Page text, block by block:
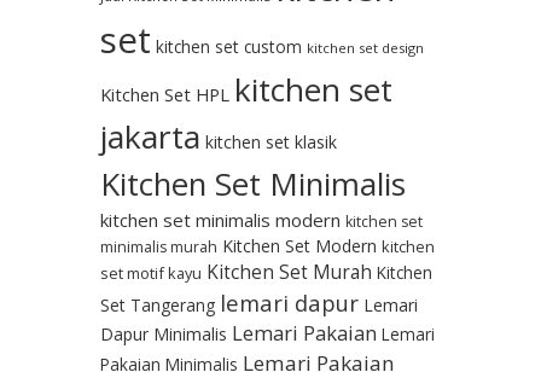
set kitchen set custom kitchen set design
Kitchen Set HPL kitchen set
jakarta kitchen set klasik
Kitchen Set Minimalis
kitchen set minimalis modern kitchen set
minimalis murah Kitchen Set Modern kitchen
set motif kayu Kitchen Set Murah Kitchen
Set Tangerang lemari dapur Lemari
Dapur Minimalis Lemari Pakaian Lemari
Pakaian Minimalis Lemari Pakaian